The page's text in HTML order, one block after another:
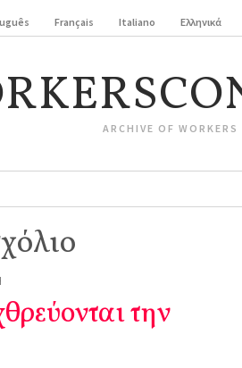
Français Italiano Ελληνικά
ARCHIVE OF WORKERS
την